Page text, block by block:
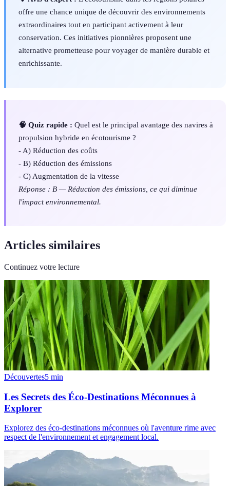
offre une chance unique de découvrir des environnements
extraordinaires tout en participant activement à leur
conservation. Ces initiatives pionnières proposent une
alternative prometteuse pour voyager de manière durable et
enrichissante.
🧠 Quiz rapide : Quel est le principal avantage des navires à
propulsion hybride en écotourisme ?
- A) Réduction des coûts
- B) Réduction des émissions
- C) Augmentation de la vitesse
Réponse : B — Réduction des émissions, ce qui diminue
l'impact environnemental.
Articles similaires
Continuez votre lecture
Découvertes5 min
Les Secrets des Éco-Destinations Méconnues à
Explorer
Explorez des éco-destinations méconnues où l'aventure rime avec
respect de l'environnement et engagement local.